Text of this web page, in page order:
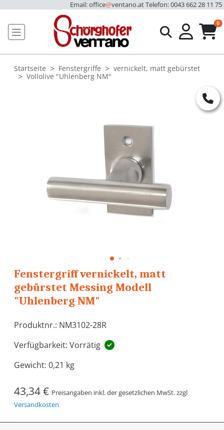
Email: office@ventano.atTelefon: 0043 662 28 11 75
0
Startseite Fenstergriffe
vernickelt, matt gebürstet
Vollolive "Uhlenberg NM"
Fenstergriff vernickelt, matt
gebürstet Messing Modell
"Uhlenberg NM"
Produktnr.: NM3102-28R
Verfügbarkeit: Vorrätig
Gewicht: 0,21 kg
43,34 € Preisangaben inkl. der gesetzlichen MwSt. zzgl
Versandkosten